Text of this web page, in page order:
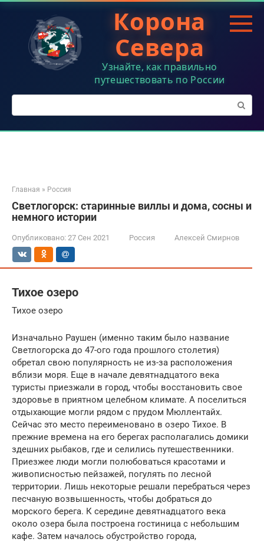
Перейти
контенту
Корона
Севера
Узнайте, как правильно
путешествовать по России
Поиск:
Главная » Россия
Светлогорск: старинные виллы и дома, сосны и
немного истории
Опубликовано: 27 Сен 2021 Россия Алексей Смирнов
Тихое озеро
Тихое озеро
Изначально Раушен (именно таким было название
Светлогорска до 47-ого года прошлого столетия)
обретал свою популярность не из-за расположения
вблизи моря. Еще в начале девятнадцатого века
туристы приезжали в город, чтобы восстановить свое
здоровье в приятном целебном климате. А поселиться
отдыхающие могли рядом с прудом Мюллентайх.
Сейчас это место переименовано в озеро Тихое. В
прежние времена на его берегах располагались домики
здешних рыбаков, где и селились путешественники.
Приезжее люди могли полюбоваться красотами и
живописностью пейзажей, погулять по лесной
территории. Лишь некоторые решали перебраться через
песчаную возвышенность, чтобы добраться до
морского берега. К середине девятнадцатого века
около озера была построена гостиница с небольшим
кафе. Затем началось обустройство города,